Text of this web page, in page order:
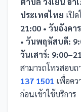
ประเทศไทย เปิด
21:00 • วันอังค
• วันพฤหัสบดี:
วันเสาร์:
สามารถโทรสอบ
137 1501 เพื่อค
ก่อนเข้าใช้บริการ